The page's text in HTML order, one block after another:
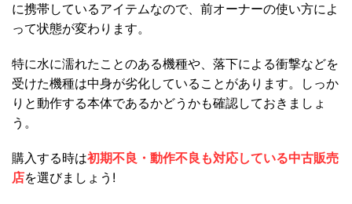
に携帯しているアイテムなので、前オーナーの使い方によ
って状態が変わります。
特に水に濡れたことのある機種や、落下による衝撃などを
受けた機種は中身が劣化していることがあります。しっか
りと動作する本体であるかどうかも確認しておきましょ
う。
購入する時は初期不良・動作不良も対応している中古販売
店を選びましょう!